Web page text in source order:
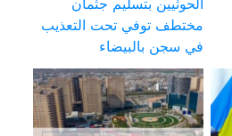
مختطف توفي تحت التعذيب
في سجن بالبيضاء